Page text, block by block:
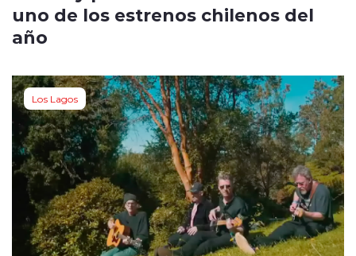
uno de los estrenos chilenos del
año
Los Lagos